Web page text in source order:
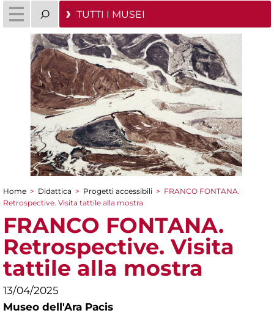
TUTTI I MUSEI
Tu sei qui
Home > Didattica > Progetti accessibili > FRANCO FONTANA.
Retrospective. Visita tattile alla mostra
FRANCO FONTANA.
Retrospective. Visita
tattile alla mostra
13/04/2025
Museo dell'Ara Pacis